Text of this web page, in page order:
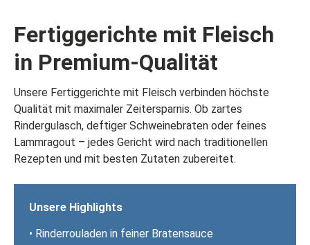
Fertiggerichte mit Fleisch
in Premium-Qualität
Unsere Fertiggerichte mit Fleisch verbinden höchste
Qualität mit maximaler Zeitersparnis. Ob zartes
Rindergulasch, deftiger Schweinebraten oder feines
Lammragout – jedes Gericht wird nach traditionellen
Rezepten und mit besten Zutaten zubereitet.
Unsere Highlights
• Rinderrouladen in feiner Bratensauce